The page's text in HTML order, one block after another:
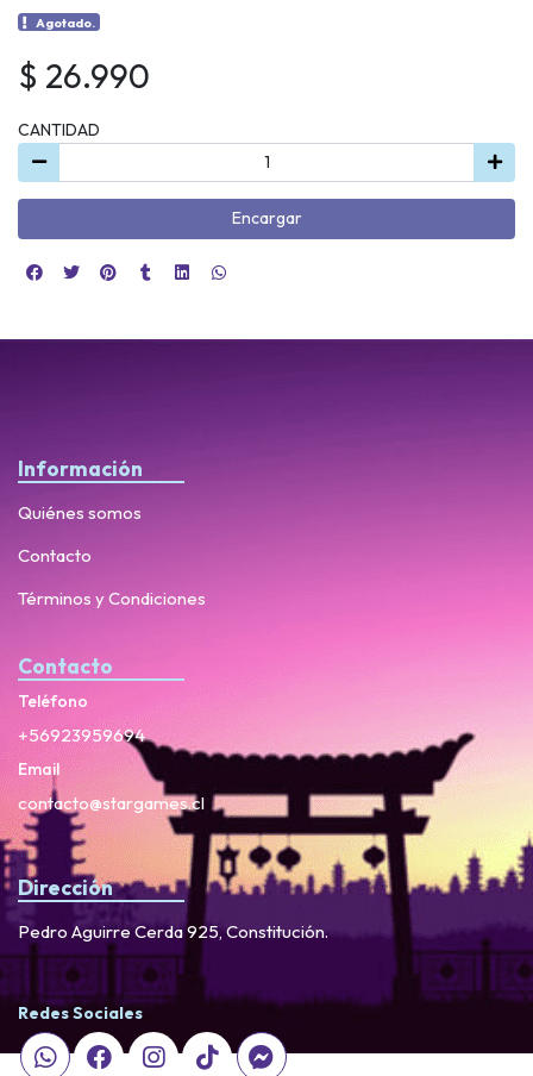
Agotado.
$ 26.990
CANTIDAD
Encargar
Información
Quiénes somos
Contacto
Términos y Condiciones
Contacto
Teléfono
+56923959694
Email
contacto@stargames.cl
Dirección
Pedro Aguirre Cerda 925, Constitución.
Redes Sociales